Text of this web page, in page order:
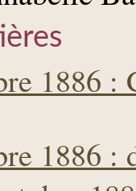
1886 :
1886 :